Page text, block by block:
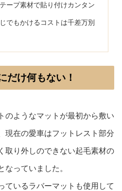
ープ素材で貼り付けカンタン
でもかけるコストは千差万別
だけ何もない！
のようなマットが最初から敷い
現在の愛車はフットレスト部分
取り外しのできない起毛素材の
なっていました。
ているラバーマットも使用して